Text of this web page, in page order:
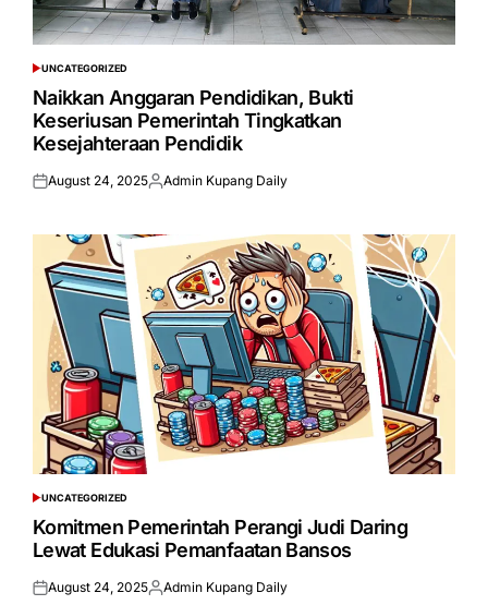
POSTED
IN
UNCATEGORIZED
Naikkan Anggaran Pendidikan, Bukti
Keseriusan Pemerintah Tingkatkan
Kesejahteraan Pendidik
Posted
August 24, 2025Posted
Admin Kupang Daily
POSTED
IN
UNCATEGORIZED
Komitmen Pemerintah Perangi Judi Daring
Lewat Edukasi Pemanfaatan Bansos
Posted
August 24, 2025Posted
Admin Kupang Daily